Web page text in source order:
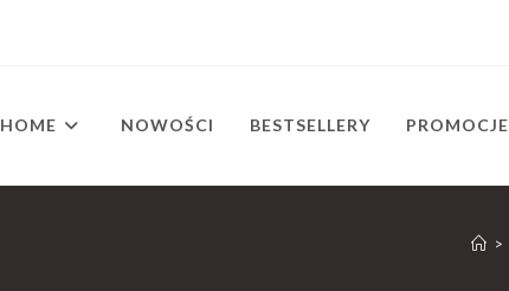
HOME NOWOŚCI BESTSELLERY PROMOCJE
>